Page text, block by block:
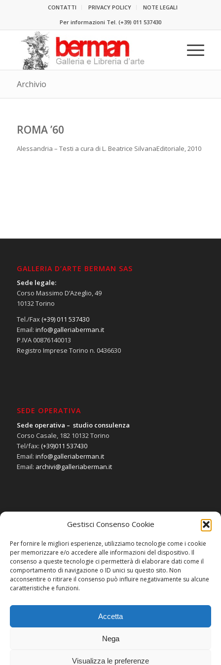
Gestisci Consenso Cookie
Per fornire le migliori esperienze, utilizziamo tecnologie come i cookie
per memorizzare e/o accedere alle informazioni del dispositivo. Il
consenso a queste tecnologie ci permetterà di elaborare dati come il
comportamento di navigazione o ID unici su questo sito. Non
acconsentire o ritirare il consenso può influire negativamente su alcune
caratteristiche e funzioni.
Accetta
Nega
Visualizza le preferenze
CONTATTI PRIVACY POLICY
NOTE LEGALI
Per informazioni Tel. (+39) 011 537430
Archivio
ROMA ’60
Alessandria – Testi a cura di L. Beatrice SilvanaEditoriale, 2010
GALLERIA D’ARTE BERMAN SAS
Sede legale:
Corso Massimo D’Azeglio, 49
10132 Torino
Tel./Fax(+39) 011 537430
Email: info@galleriaberman.it
P.IVA 00876140013
Registro Imprese Torino n. 0436630
SEDE OPERATIVA
Sede operativa – studio consulenza
Corso Casale, 182 10132 Torino
Tel/fax: (+39)011 537430
Email: info@galleriaberman.it
Email: archivi@galleriaberman.it